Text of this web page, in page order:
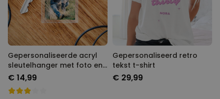
Gepersonaliseerde acryl
sleutelhanger met foto en
tekst
€ 14,99
Gepersonaliseerd retro
tekst t-shirt
€ 29,99